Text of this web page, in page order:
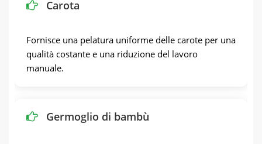
Carota
Fornisce una pelatura uniforme delle carote per una
qualità costante e una riduzione del lavoro
manuale.
Germoglio di bambù